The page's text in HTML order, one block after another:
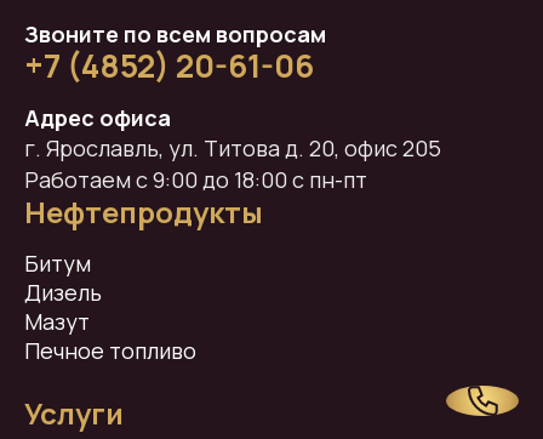
Звоните по всем вопросам
+7 (4852) 20-61-06
Адрес офиса
г. Ярославль, ул. Титова д. 20, офис 205
Работаем с 9:00 до 18:00 с пн-пт
Нефтепродукты
Битум
Дизель
Мазут
Печное топливо
Услуги